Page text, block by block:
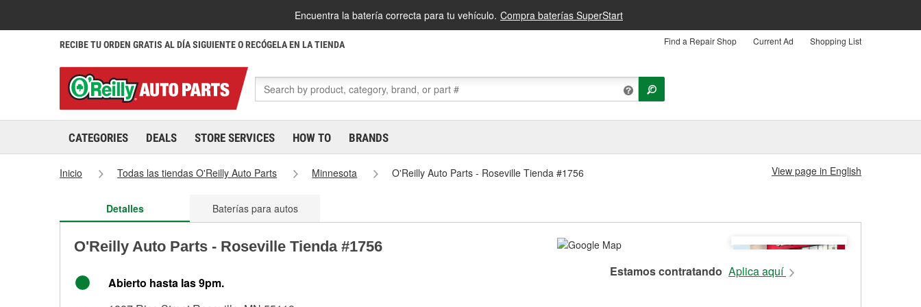
Encuentra la batería correcta para tu vehículo. Compra baterías SuperStart
RECIBE TU ORDEN GRATIS AL DÍA SIGUIENTE O RECÓGELA EN LA TIENDA Find a Repair Shop Current Ad Shopping List
CATEGORIES DEALS STORE SERVICES HOW TO BRANDS
Inicio Todas las tiendas O'Reilly Auto Parts Minnesota O'Reilly Auto Parts - Roseville Tienda #1756 View page in English
Detalles Baterías para autos
O'Reilly Auto Parts - Roseville Tienda #1756
Abierto hasta las 9pm.
Estamos contratando Aplica aquí